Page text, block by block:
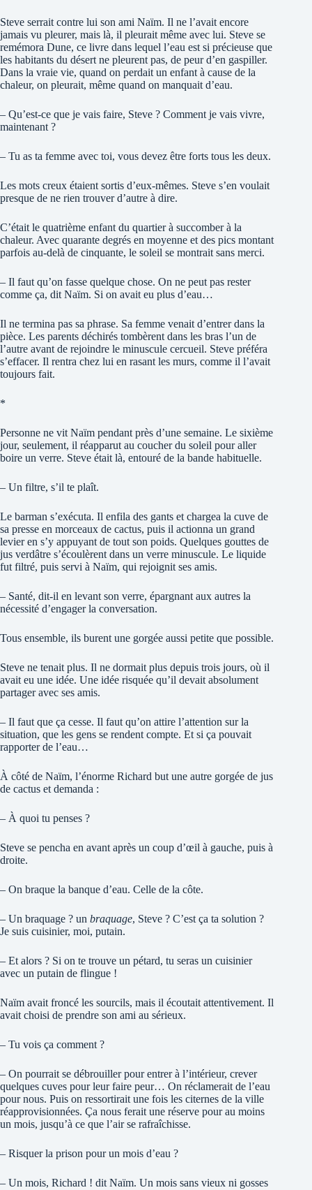
Steve serrait contre lui son ami Naïm. Il ne l’avait encore
jamais vu pleurer, mais là, il pleurait même avec lui. Steve se
remémora Dune, ce livre dans lequel l’eau est si précieuse que
les habitants du désert ne pleurent pas, de peur d’en gaspiller.
Dans la vraie vie, quand on perdait un enfant à cause de la
chaleur, on pleurait, même quand on manquait d’eau.
– Qu’est-ce que je vais faire, Steve ? Comment je vais vivre,
maintenant ?
– Tu as ta femme avec toi, vous devez être forts tous les deux.
Les mots creux étaient sortis d’eux-mêmes. Steve s’en voulait
presque de ne rien trouver d’autre à dire.
C’était le quatrième enfant du quartier à succomber à la
chaleur. Avec quarante degrés en moyenne et des pics montant
parfois au-delà de cinquante, le soleil se montrait sans merci.
– Il faut qu’on fasse quelque chose. On ne peut pas rester
comme ça, dit Naïm. Si on avait eu plus d’eau…
Il ne termina pas sa phrase. Sa femme venait d’entrer dans la
pièce. Les parents déchirés tombèrent dans les bras l’un de
l’autre avant de rejoindre le minuscule cercueil. Steve préféra
s’effacer. Il rentra chez lui en rasant les murs, comme il l’avait
toujours fait.
*
Personne ne vit Naïm pendant près d’une semaine. Le sixième
jour, seulement, il réapparut au coucher du soleil pour aller
boire un verre. Steve était là, entouré de la bande habituelle.
– Un filtre, s’il te plaît.
Le barman s’exécuta. Il enfila des gants et chargea la cuve de
sa presse en morceaux de cactus, puis il actionna un grand
levier en s’y appuyant de tout son poids. Quelques gouttes de
jus verdâtre s’écoulèrent dans un verre minuscule. Le liquide
fut filtré, puis servi à Naïm, qui rejoignit ses amis.
– Santé, dit-il en levant son verre, épargnant aux autres la
nécessité d’engager la conversation.
Tous ensemble, ils burent une gorgée aussi petite que possible.
Steve ne tenait plus. Il ne dormait plus depuis trois jours, où il
avait eu une idée. Une idée risquée qu’il devait absolument
partager avec ses amis.
– Il faut que ça cesse. Il faut qu’on attire l’attention sur la
situation, que les gens se rendent compte. Et si ça pouvait
rapporter de l’eau…
À côté de Naïm, l’énorme Richard but une autre gorgée de jus
de cactus et demanda :
– À quoi tu penses ?
Steve se pencha en avant après un coup d’œil à gauche, puis à
droite.
– On braque la banque d’eau. Celle de la côte.
– Un braquage ? un braquage, Steve ? C’est ça ta solution ?
Je suis cuisinier, moi, putain.
– Et alors ? Si on te trouve un pétard, tu seras un cuisinier
avec un putain de flingue !
Naïm avait froncé les sourcils, mais il écoutait attentivement. Il
avait choisi de prendre son ami au sérieux.
– Tu vois ça comment ?
– On pourrait se débrouiller pour entrer à l’intérieur, crever
quelques cuves pour leur faire peur… On réclamerait de l’eau
pour nous. Puis on ressortirait une fois les citernes de la ville
réapprovisionnées. Ça nous ferait une réserve pour au moins
un mois, jusqu’à ce que l’air se rafraîchisse.
– Risquer la prison pour un mois d’eau ?
– Un mois, Richard ! dit Naïm. Un mois sans vieux ni gosses